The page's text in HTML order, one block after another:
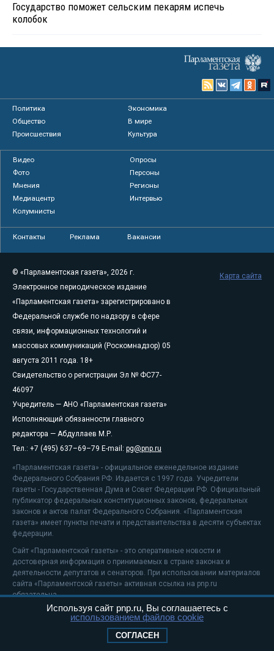
Государство поможет сельским пекарям испечь
колобок
Политика
Экономика
Общество
В мире
Происшествия
Культура
Видео
Опросы
Фото
Персоны
Мнения
Регионы
Медиацентр
Интервью
Колумнисты
Контакты Реклама Вакансии
© «Парламентская газета», 2026 г.
Электронное периодическое издание
«Парламентская газета» зарегистрировано в
Федеральной службе по надзору в сфере
связи, информационных технологий и
массовых коммуникаций (Роскомнадзор) 05
августа 2011 года. 18+
Свидетельство о регистрации Эл № ФС77-
46097
Учредитель — АНО «Парламентская газета»
Исполняющий обязанности главного
редактора — Абдуллаев М.Р.
Тел.: +7 (495) 637–69–79 E-mail: pg@pnp.ru
«Парламентская газета» - официальное еженедельное издание
Федерального Собрания РФ. Издается с 1997 года. Учредители
газеты - Государственная Дума и Совет Федерации РФ. Официальный
публикатор федеральных конституционных законов, федеральных
законов и актов палат Федерального Собрания. «Парламентская
газета» имеет пункты печати и представительства в десяти субъектах
федерации.
Сайт «Парламентской газеты» - это оперативные новости и
достоверная информация о принимаемых в стране законах и
деятельности депутатов и сенаторов. При использовании материалов
сайта «Парламентской газеты» активная ссылка на pnp.ru
обязательна.
На информационном ресурсе применяютсярекомендательные
Положение о защите персональных данных
Карта сайта
Используя сайт pnp.ru, Вы соглашаетесь с
использованием файлов cookie
СОГЛАСЕН